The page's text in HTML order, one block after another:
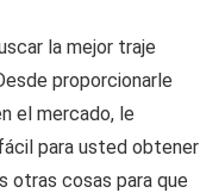
la mejor traje
proporcionarle
el mercado, le
para usted obtener
otras cosas para que